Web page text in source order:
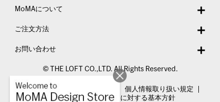
MoMAについて
ご注文方法
お問い合わせ
© THE LOFT CO.,LTD. All Rights Reserved.
特定商取引法表示
個人情報取り扱い規定
カスタマーハラスメントに対する基本方針